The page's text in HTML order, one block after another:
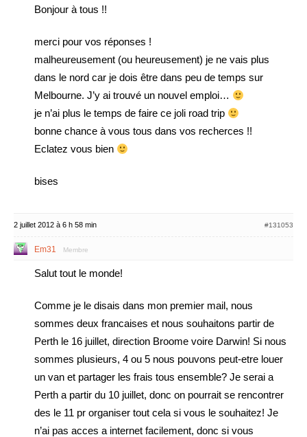
Bonjour à tous !!
merci pour vos réponses !
malheureusement (ou heureusement) je ne vais plus
dans le nord car je dois être dans peu de temps sur
Melbourne. J’y ai trouvé un nouvel emploi…
je n’ai plus le temps de faire ce joli road trip
bonne chance à vous tous dans vos recherces !!
Eclatez vous bien
bises
2 juillet 2012 à 6 h 58 min #131053
Em31 Membre
Salut tout le monde!
Comme je le disais dans mon premier mail, nous
sommes deux francaises et nous souhaitons partir de
Perth le 16 juillet, direction Broome voire Darwin! Si nous
sommes plusieurs, 4 ou 5 nous pouvons peut-etre louer
un van et partager les frais tous ensemble? Je serai a
Perth a partir du 10 juillet, donc on pourrait se rencontrer
des le 11 pr organiser tout cela si vous le souhaitez! Je
n’ai pas acces a internet facilement, donc si vous